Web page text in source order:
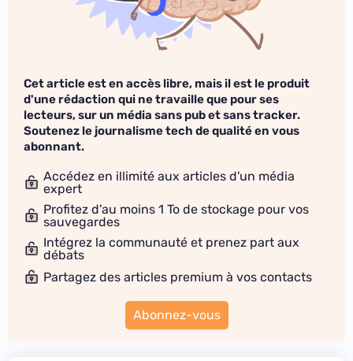
Cet article est en accès libre, mais il est le produit
d'une rédaction qui ne travaille que pour ses
lecteurs, sur un média sans pub et sans tracker.
Soutenez le journalisme tech de qualité en vous
abonnant.
Accédez en illimité aux articles d'un média
expert
Profitez d'au moins 1 To de stockage pour vos
sauvegardes
Intégrez la communauté et prenez part aux
débats
Partagez des articles premium à vos contacts
Abonnez-vous